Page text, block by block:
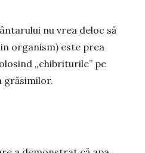
nu vrea deloc să
orga­nism) este prea
„chibriturile” pe
grăsimilor.